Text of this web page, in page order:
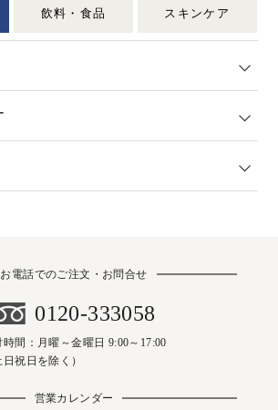
飲料・食品 スキンケア
お電話でのご注文・お問合せ
0120-333058
時間：月曜～金曜日 9:00～17:00
日祝日を除く）
営業カレンダー